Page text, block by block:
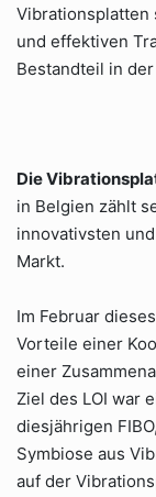
Vibrationsplatten
und effektiven
Bestandteil in
Die
in Belgien zählt
innovativsten
Markt.
Im Februar
Vorteile einer
einer
Ziel des LOI war
diesjährigen
Symbiose aus
auf der